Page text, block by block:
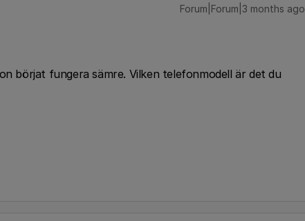
Forum|Forum|3 months ago
börjat fungera sämre. Vilken telefonmodell är det du